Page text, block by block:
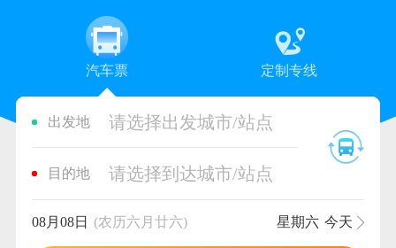
汽车票 定制专线
出发地 请选择出发城市/站点
目的地 请选择到达城市/站点
08月08日 (农历六月廿六) 星期六 今天